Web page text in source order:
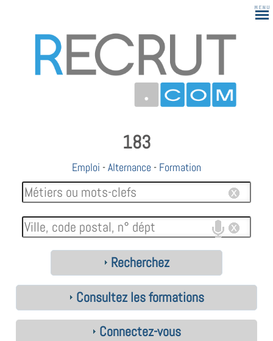
183
Emploi -Alternance - Formation
Recherchez
Consultez les formations
Connectez-vous